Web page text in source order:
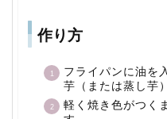
作り方
フライパンに油を
芋（または蒸し芋
軽く焼き色がつく